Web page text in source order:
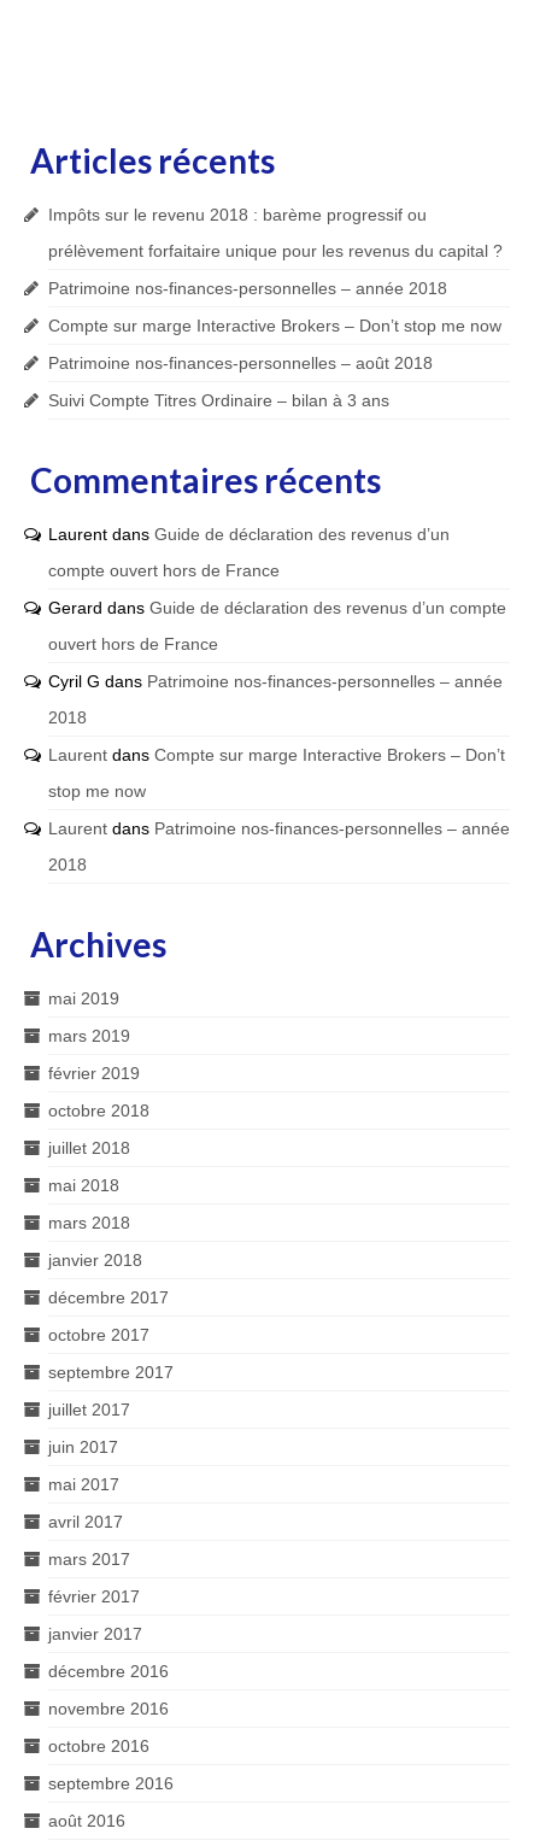
Articles récents
Impôts sur le revenu 2018 : barème progressif ou
prélèvement forfaitaire unique pour les revenus du capital ?
Patrimoine nos-finances-personnelles – année 2018
Compte sur marge Interactive Brokers – Don’t stop me now
Patrimoine nos-finances-personnelles – août 2018
Suivi Compte Titres Ordinaire – bilan à 3 ans
Commentaires récents
Laurent dans Guide de déclaration des revenus d’un
compte ouvert hors de France
Gerard dans Guide de déclaration des revenus d’un compte
ouvert hors de France
Cyril G dans Patrimoine nos-finances-personnelles – année
2018
Laurent dans Compte sur marge Interactive Brokers – Don’t
stop me now
Laurent dans Patrimoine nos-finances-personnelles – année
2018
Archives
mai 2019
mars 2019
février 2019
octobre 2018
juillet 2018
mai 2018
mars 2018
janvier 2018
décembre 2017
octobre 2017
septembre 2017
juillet 2017
juin 2017
mai 2017
avril 2017
mars 2017
février 2017
janvier 2017
décembre 2016
novembre 2016
octobre 2016
septembre 2016
août 2016